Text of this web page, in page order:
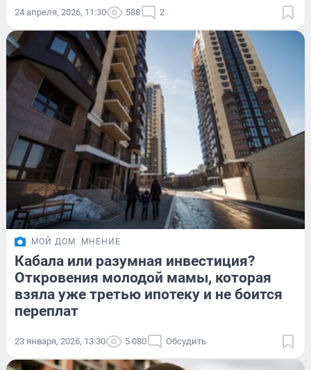
24 апреля, 2026, 11:30 588 2
МОЙ ДОМ МНЕНИЕ
Кабала или разумная инвестиция?
Откровения молодой мамы, которая
взяла уже третью ипотеку и не боится
переплат
23 января, 2026, 13:30 5 080 Обсудить